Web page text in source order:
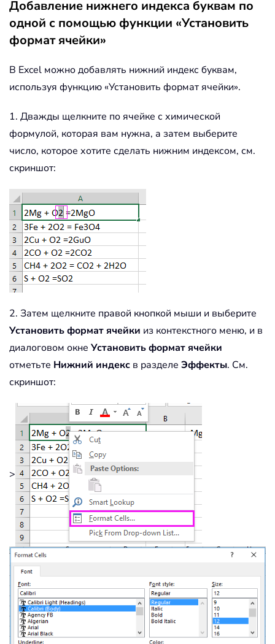
Добавление нижнего индекса буквам по
одной с помощью функции «Установить
формат ячейки»
В Excel можно добавлять нижний индекс буквам,
используя функцию «Установить формат ячейки».
1. Дважды щелкните по ячейке с химической
формулой, которая вам нужна, а затем выберите
число, которое хотите сделать нижним индексом, см.
скриншот:
2. Затем щелкните правой кнопкой мыши и выберите
Установить формат ячейки из контекстного меню, и в
диалоговом окне Установить формат ячейки
отметьте Нижний индекс в разделе Эффекты. См.
скриншот:
>